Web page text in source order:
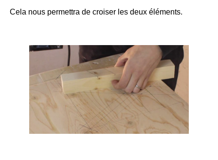
Cela nous permettra de croiser les deux éléments.